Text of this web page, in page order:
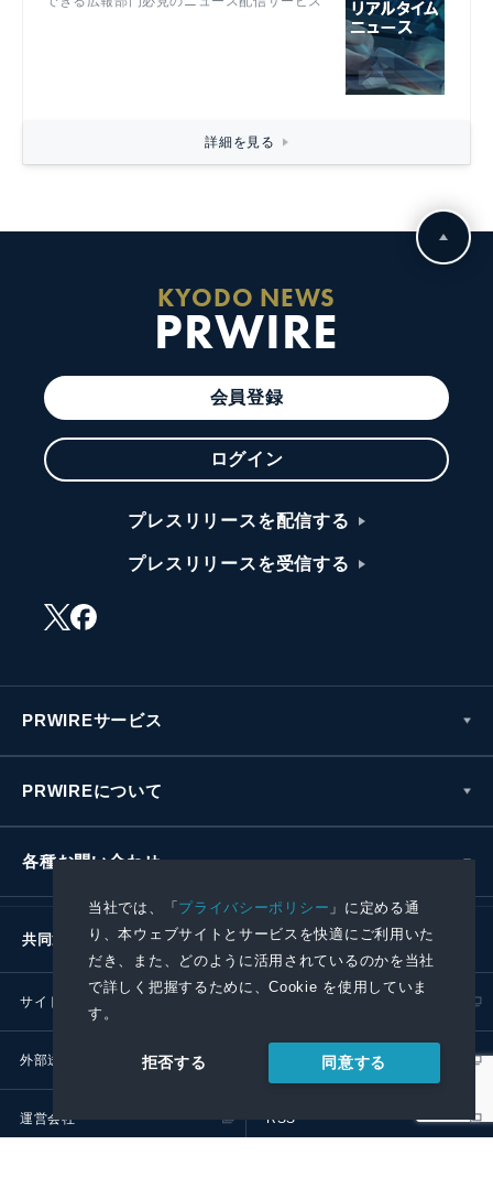
当社では、「プライバシーポリシー 」に定める通
り、本ウェブサイトとサービスを快適にご利用いた
だき、また、どのように活用されているのかを当社
で詳しく把握するために、Cookie を使用していま
す。
拒否する 同意する
詳細を見る
KYODO NEWS
PRWIRE
会員登録
ログイン
プレスリリースを配信する
プレスリリースを受信する
PRWIREサービス
PRWIREについて
各種お問い合わせ
共同通信社グループ
サイトポリシー
外部送信ポリシー プレスリリース取扱基準
運営会社 RSS